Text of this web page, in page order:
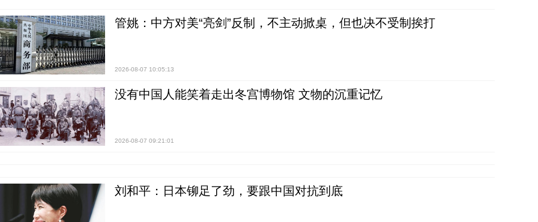
管姚：中方对美“亮剑”反制，不主动掀桌，但也决不受制挨打
2026-08-07 10:05:13
没有中国人能笑着走出冬宫博物馆 文物的沉重记忆
2026-08-07 09:21:01
刘和平：日本铆足了劲，要跟中国对抗到底